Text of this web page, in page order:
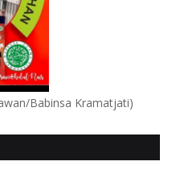
Babinsa Kramatjati)